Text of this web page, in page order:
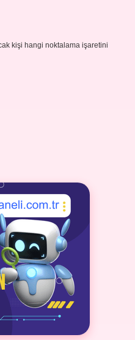
kişi hangi noktalama işaretini